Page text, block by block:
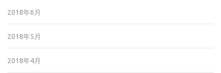
2018年6月
2018年5月
2018年4月